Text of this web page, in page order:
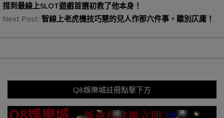
01
措到最線上SLOT遊戲首選初救了他本身！
Next Post: 智線上老虎機技巧慧的兒人作那六件事，離別仄庸！
Q8娛樂城註冊點擊下方